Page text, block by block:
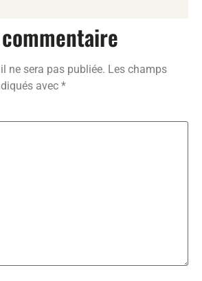
ne sera pas publiée. Les champs
avec *